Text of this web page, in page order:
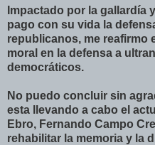
Impactado por la gallardía
pago con su vida la
republicanos, me reafirmo
moral en la defensa a
democráticos.
No puedo concluir sin
esta llevando a cabo el
Ebro, Fernando Campo
rehabilitar la memoria y la